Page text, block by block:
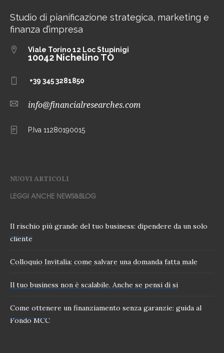
Studio di pianificazione strategica, marketing e
finanza d’impresa
Viale Torino 12 Loc Stupinigi
10042 Nichelino TO
+39 345 3281850
info@financialresearches.com
P.Iva 11280190015
NUOVI ARTICOLI
LEGGI ANCHE NEWS&BLOG
Il rischio più grande del tuo business: dipendere da un solo
cliente
Colloquio Invitalia: come salvare una domanda fatta male
Il tuo business non è scalabile. Anche se pensi di si
Come ottenere un finanziamento senza garanzie: guida al
Fondo MCC